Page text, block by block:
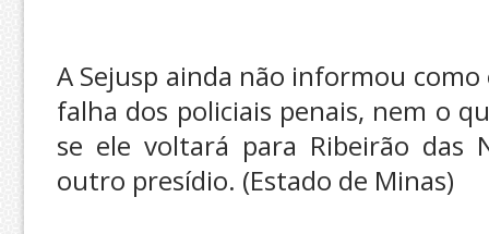
A Sejusp ainda não informou
falha dos policiais penais, nem o
se ele voltará para Ribeirão das
outro presídio. (Estado de Minas)